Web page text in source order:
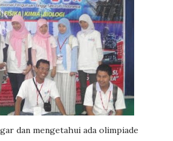
dan mengetahui ada olimpiade